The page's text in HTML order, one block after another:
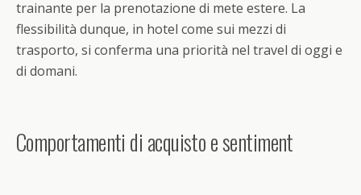
trainante per la prenotazione di mete estere. La
flessibilità dunque, in hotel come sui mezzi di
trasporto, si conferma una priorità nel travel di oggi e
di domani.
Comportamenti di acquisto e sentiment